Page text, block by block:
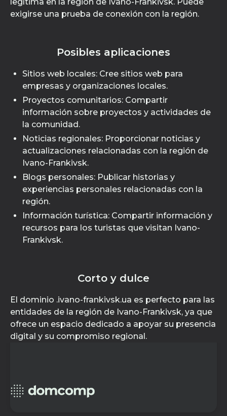
exigirse una prueba de conexión con la región.
Posibles aplicaciones
Sitios web locales: Cree sitios web para
empresas y organizaciones locales.
Proyectos comunitarios: Compartir
información sobre proyectos y actividades de
la comunidad.
Noticias regionales: Proporcionar noticias y
actualizaciones relacionadas con la región de
Ivano-Frankivsk.
Blogs personales: Publicar historias y
experiencias personales relacionadas con la
región.
Información turística: Compartir información y
recursos para los turistas que visitan Ivano-
Frankivsk.
Corto y dulce
El dominio .ivano-frankivsk.ua es perfecto para las
entidades de la región de Ivano-Frankivsk, ya que
ofrece un espacio dedicado a apoyar su presencia
digital y su compromiso regional.